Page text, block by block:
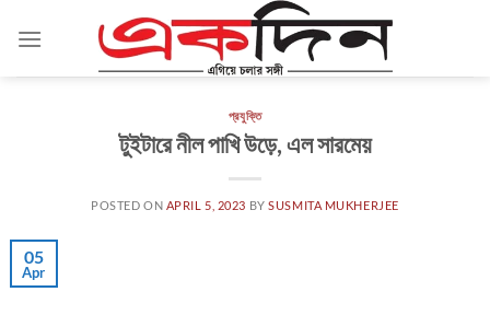
প্রযুক্তি
টুইটারে নীল পাখি উড়ে, এল সারমেয়
POSTED ON APRIL 5, 2023 BYSUSMITA MUKHERJEE
05
Apr